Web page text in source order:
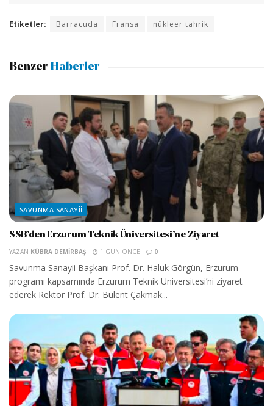
Etiketler: Barracuda Fransa nükleer tahrik
Benzer Haberler
SAVUNMA SANAYII
SSB’den Erzurum Teknik Üniversitesi’ne Ziyaret
YAZAN KÜBRA DEMIRBAŞ 1 GÜN ÖNCE 0
Savunma Sanayii Başkanı Prof. Dr. Haluk Görgün, Erzurum
programı kapsamında Erzurum Teknik Üniversitesi’ni ziyaret
ederek Rektör Prof. Dr. Bülent Çakmak...